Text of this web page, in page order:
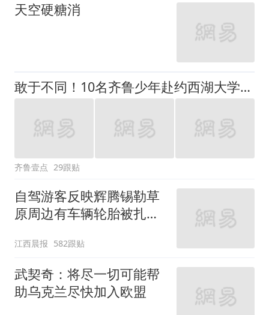
天空硬糖消
敢于不同！10名齐鲁少年赴约西湖大学！他们是谁？为何而选？
齐鲁壹点 29跟贴
自驾游客反映辉腾锡勒草
原周边有车辆轮胎被扎，
元，官方发布情况通报
江西晨报 582跟贴
武契奇：将尽一切可能帮
助乌克兰尽快加入欧盟